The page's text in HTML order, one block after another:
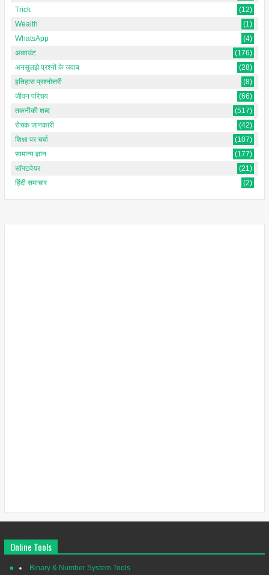
Trick
(12)
Wealth
(1)
WhatsApp
(4)
अकाउंट
(176)
अनसुलझे प्रश्नों के जवाब
(28)
इतिहास प्रश्नोत्तरी
(8)
जीवन परिचय
(66)
तकनीकी शब्द
(517)
रोचक जानकारी
(42)
शिक्षा पर चर्चा
(107)
सामान्य ज्ञान
(177)
सॉफ्टवेयर
(21)
हिंदी समाचार
(2)
Online Tools
Binary & Number System Tools